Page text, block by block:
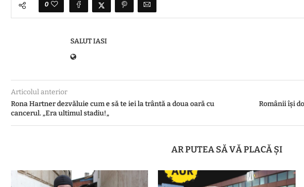
0
SALUT IASI
Articolul anterior
Rona Hartner dezvăluie cum e să te iei la trântă a doua oară cu
cancerul. „Era ultimul stadiu!„
Românii își
AR PUTEA SĂ VĂ PLACĂ ȘI